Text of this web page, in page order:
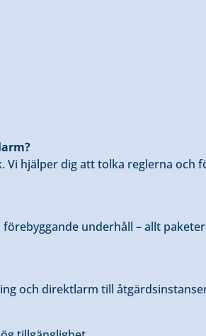
hjälper dig att tolka reglerna och
underhåll – allt
och direktlarm till